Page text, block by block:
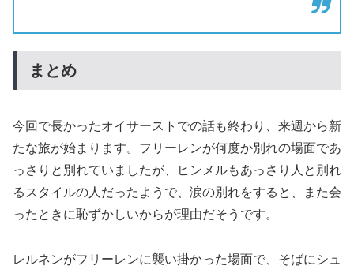
まとめ
今回で長かったオイサーストでの話も終わり、来週から新
たな旅が始まります。フリーレンが何度か別れの場面であ
っさりと別れていましたが、ヒンメルもあっさり人と別れ
るスタイルの人だったようで、涙の別れをすると、また会
ったときに恥ずかしいからが理由だそうです。
レルネンがフリーレンに襲い掛かった場面で、そばにシュ